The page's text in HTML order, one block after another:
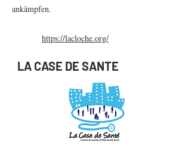
ankämpfen.
https://lacloche.org/
LA CASE DE SANTE